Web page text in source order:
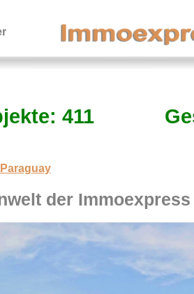
411
der Immoexpress